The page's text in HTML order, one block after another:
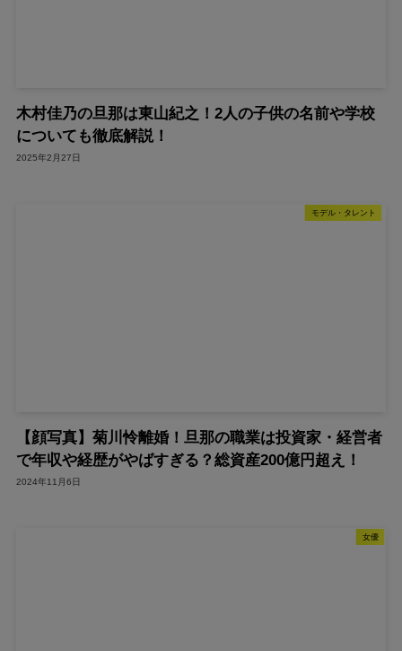
木村佳乃の旦那は東山紀之！2人の子供の名前や学校
についても徹底解説！
2025年2月27日
モデル・タレント
【顔写真】菊川怜離婚！旦那の職業は投資家・経営者
で年収や経歴がやばすぎる？総資産200億円超え！
2024年11月6日
女優